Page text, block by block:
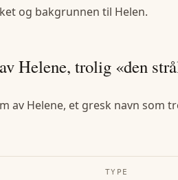
og bakgrunnen til Helen.
Helene, trolig «den
av Helene, et gresk navn som
TYPE